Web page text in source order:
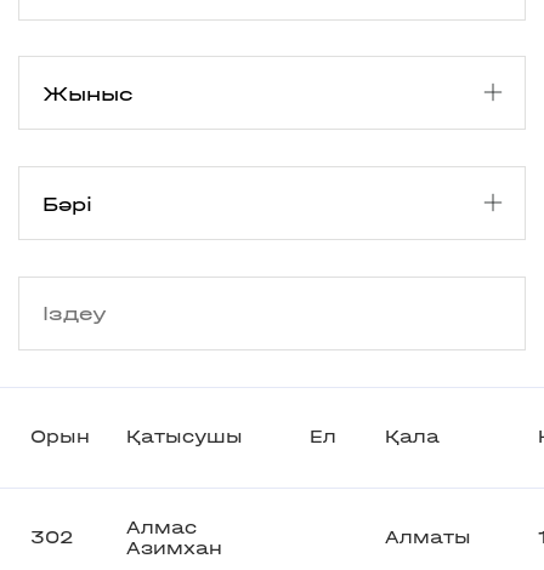
Орын Қатысушы Ел Қала
302
Алмас
Азимхан
Алматы